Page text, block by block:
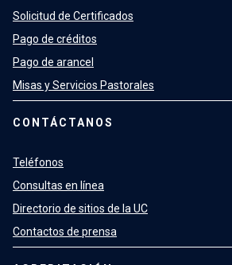
Solicitud de Certificados
Pago de créditos
Pago de arancel
Misas y Servicios Pastorales
CONTÁCTANOS
Teléfonos
Consultas en línea
Directorio de sitios de la UC
Contactos de prensa